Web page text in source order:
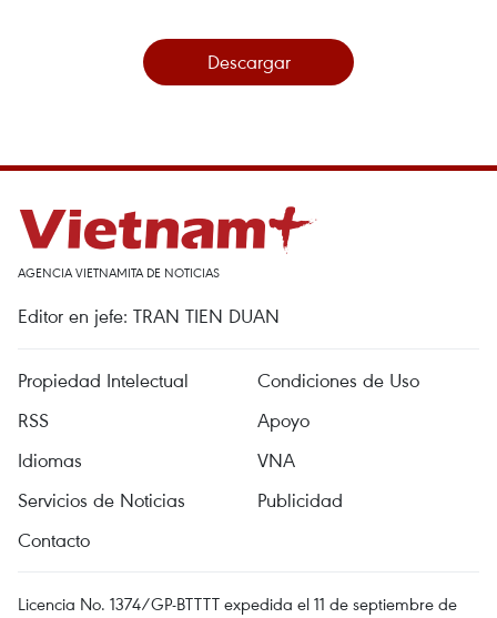
Descargar
AGENCIA VIETNAMITA DE NOTICIAS
Editor en jefe: TRAN TIEN DUAN
Propiedad Intelectual
Condiciones de Uso
RSS
Apoyo
Idiomas
VNA
Servicios de Noticias
Publicidad
Contacto
Licencia No. 1374/GP-BTTTT expedida el 11 de septiembre de